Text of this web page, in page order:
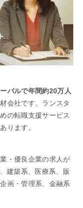
バルで年間約20万人
会社です。ランスタ
の転職支援サービス
ります。
・優良企業の求人が
建築系、医療系、販
画・管理系、金融系